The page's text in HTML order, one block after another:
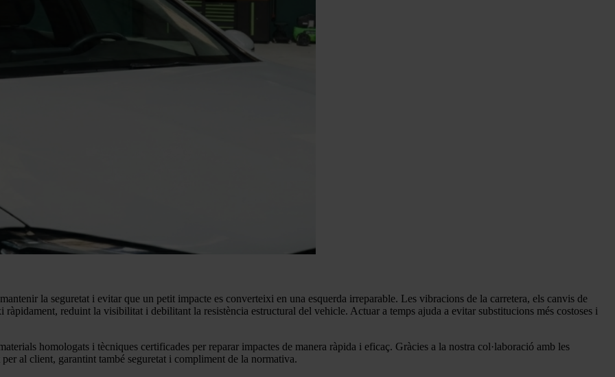
la seguretat i evitar que un petit impacte es converteixi en una esquerda irreparable. Les vibracions de la carretera, els canvis de
reduint la visibilitat i debilitant la resistència estructural del vehicle. Actuar a temps ajuda a evitar substitucions més costoses i
homologats i tècniques certificades per reparar impactes de manera ràpida i eficaç. Gràcies a la nostra col·laboració amb les
al client, garantint també seguretat i compliment de la normativa.